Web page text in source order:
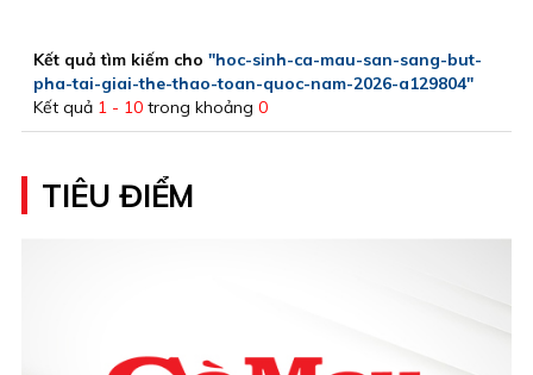
Kết quả tìm kiếm cho "hoc-sinh-ca-mau-san-sang-but-
pha-tai-giai-the-thao-toan-quoc-nam-2026-a129804"
Kết quả 1 - 10 trong khoảng 0
TIÊU ĐIỂM